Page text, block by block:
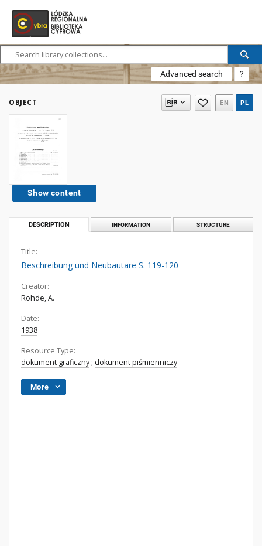
Advanced search ?
OBJECT EN PL
Show content
DESCRIPTION INFORMATION STRUCTURE
Title:
Beschreibung und Neubautare S. 119-120
Creator:
Rohde, A.
Date:
1938
Resource Type:
dokument graficzny; dokument piśmienniczy
More